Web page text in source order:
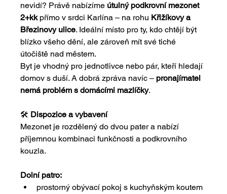
nevidí? Právě nabízíme útulný podkrovní mezonet
2+kk přímo v srdci Karlína – na rohu Křižíkovy a
Březinovy ulice. Ideální místo pro ty, kdo chtějí být
blízko všeho dění, ale zároveň mít své tiché
útočiště nad městem.
Byt je vhodný pro jednotlivce nebo pár, kteří hledají
domov s duší. A dobrá zpráva navíc – pronajímatel
nemá problém s domácími mazlíčky.
🛠️ Dispozice a vybavení
Mezonet je rozdělený do dvou pater a nabízí
příjemnou kombinaci funkčnosti a podkrovního
kouzla.
Dolní patro:
prostorný obývací pokoj s kuchyňským koutem